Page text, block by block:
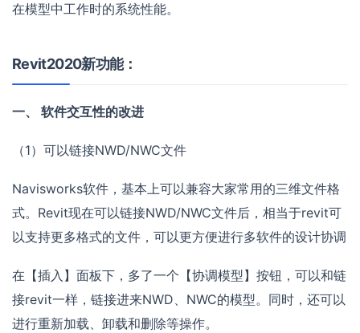
在模型中工作时的系统性能。
Revit2020新功能：
一、 软件交互性的改进
（1）可以链接NWD/NWC文件
Navisworks软件，基本上可以兼容大家常用的三维文件格
式。Revit现在可以链接NWD/NWC文件后，相当于revit可
以支持更多格式的文件，可以更方便进行多软件的设计协调
在【插入】面板下，多了一个【协调模型】按钮，可以和链
接revit一样，链接进来NWD、NWC的模型。同时，还可以
进行重新加载、卸载和删除等操作。